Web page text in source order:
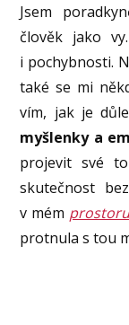
Jsem
člověk jako
i pochybnosti.
také se mi
vím, jak je
myšlenky a
projevit své
skutečnost
v mém prostoru
protnula s tou